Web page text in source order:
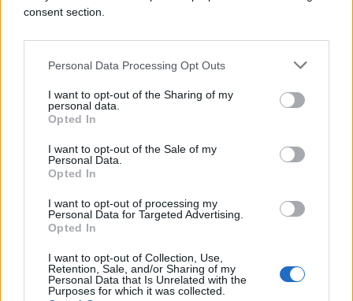
consent section.
Personal Data Processing Opt Outs
I want to opt-out of the Sharing of my
personal data.
Opted In
I want to opt-out of the Sale of my
Personal Data.
Opted In
I want to opt-out of processing my
Personal Data for Targeted Advertising.
Opted In
I want to opt-out of Collection, Use,
Retention, Sale, and/or Sharing of my
Personal Data that Is Unrelated with the
Purposes for which it was collected.
LJUBAV
Ovo svi sretni parovi znaju: 9 seks tajni koje
morate pročitati!
Saznaj više